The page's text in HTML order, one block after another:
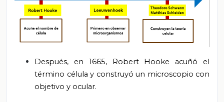
Después, en 1665, Robert Hooke acuñó el
término célula y construyó un microscopio con
objetivo y ocular.